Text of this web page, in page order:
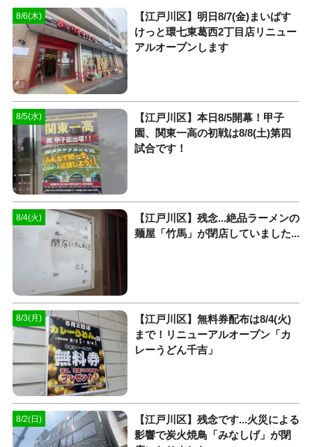
8/6(木)
【江戸川区】明日8/7(金)まいばす
けっと環七東葛西2丁目店リニュー
アルオープンします
8/5(水)
【江戸川区】本日8/5開幕！甲子
園、関東一高の初戦は8/8(土)第四
試合です！
8/4(火)
【江戸川区】残念...絶品ラーメンの
麺屋「竹馬」が閉店していました...
8/3(月)
【江戸川区】無料券配布は8/4(火)
まで！リニューアルオープン「カ
レーうどん千吉」
8/2(日)
【江戸川区】残念です...火災による
影響で炭火焼鳥「みなしげ」が閉